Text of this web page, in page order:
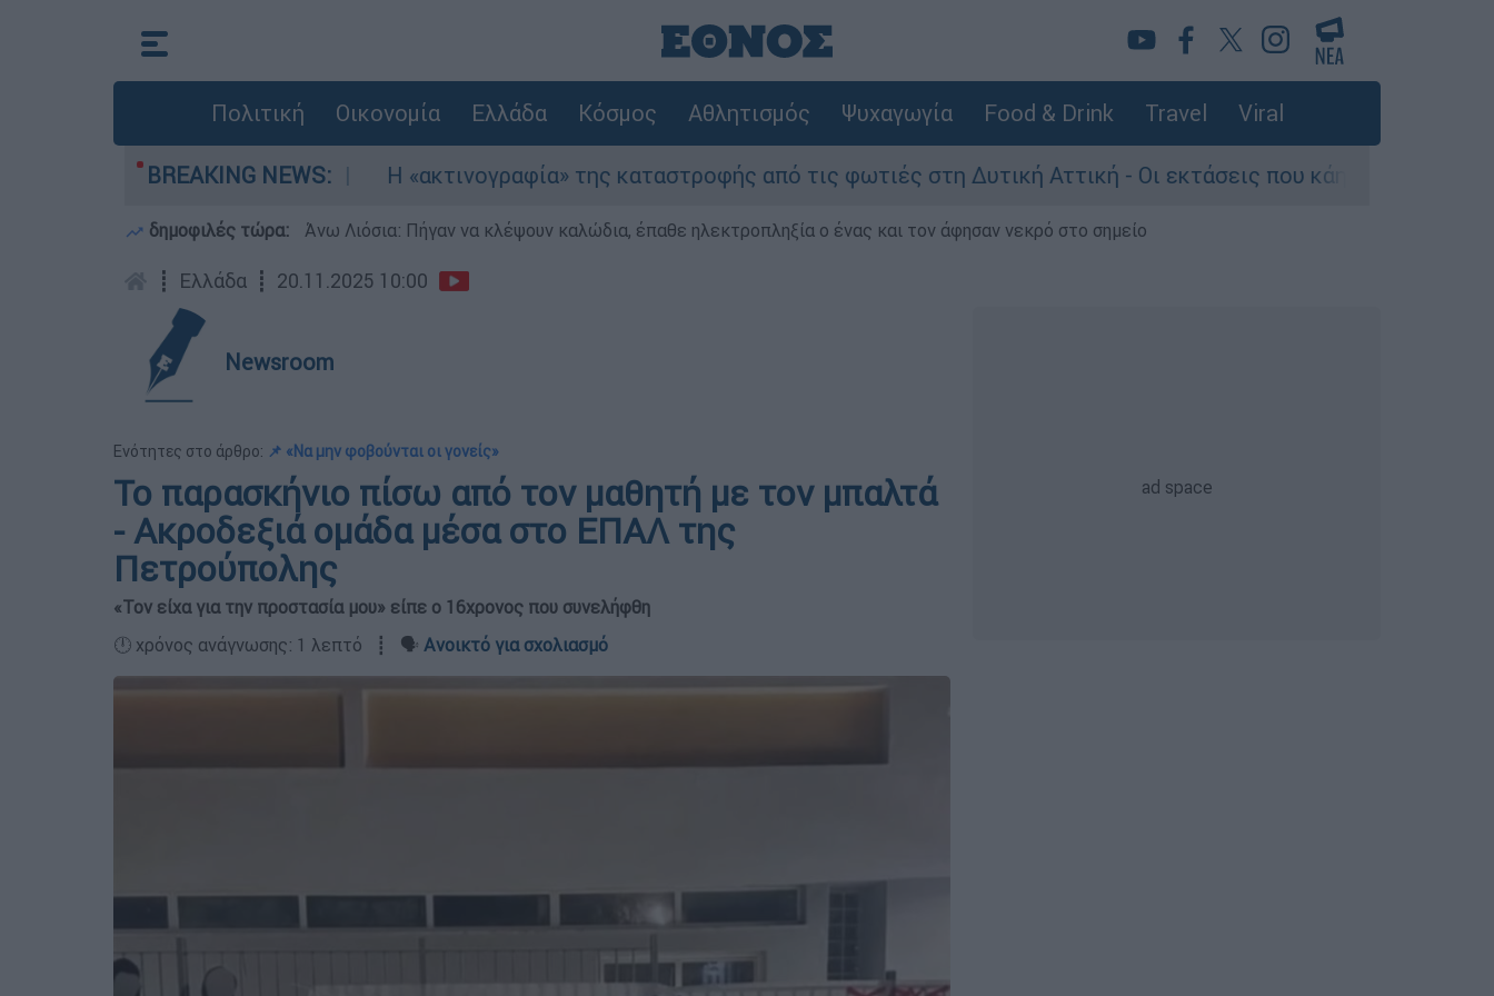
Πολιτική Οικονομία Ελλάδα Κόσμος Αθλητισμός Ψυχαγωγία Food & Drink Travel Viral
BREAKING NEWS:
τρία αεροσκάφη Η «ακτινογραφία» της καταστροφής από τις φωτιές στη Δυτική Αττική - Οι εκτάσεις που κάηκαν και η επόμενη μέρα
δημοφιλές τώρα: Άνω Λιόσια: Πήγαν να κλέψουν καλώδια, έπαθε ηλεκτροπληξία ο ένας και τον άφησαν νεκρό στο σημείο
┋ Ελλάδα ┋ 20.11.2025 10:00
Newsroom
Ενότητες στο άρθρο: 📌 «Να μην φοβούνται οι γονείς»
Το παρασκήνιο πίσω από τον μαθητή με τον μπαλτά
- Ακροδεξιά ομάδα μέσα στο ΕΠΑΛ της
Πετρούπολης
«Τον είχα για την προστασία μου» είπε ο 16χρονος που συνελήφθη
🕛 χρόνος ανάγνωσης: 1 λεπτό ┋ 🗣️ Ανοικτό για σχολιασμό